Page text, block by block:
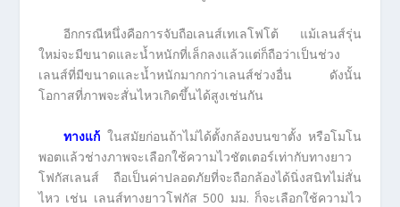
อีกกรณีหนึ่งคือการจับถือเลนส์เทเลโฟโต้ แม้เลนส์รุ่น
ใหม่จะมีขนาดและน้ำหนักที่เล็กลงแล้วแต่ก็ถือว่าเป็นช่วง
เลนส์ที่มีขนาดและน้ำหนักมากกว่าเลนส์ช่วงอื่น ดังนั้น
โอกาสที่ภาพจะสั่นไหวเกิดขึ้นได้สูงเช่นกัน
ทางแก้ ในสมัยก่อนถ้าไม่ได้ตั้งกล้องบนขาตั้ง หรือโมโน
พอตแล้วช่างภาพจะเลือกใช้ความไวชัตเตอร์เท่ากับทางยาว
โฟกัสเลนส์ ถือเป็นค่าปลอดภัยที่จะถือกล้องได้นิ่งสนิทไม่สั่น
ไหว เช่น เลนส์ทางยาวโฟกัส 500 มม. ก็จะเลือกใช้ความไว